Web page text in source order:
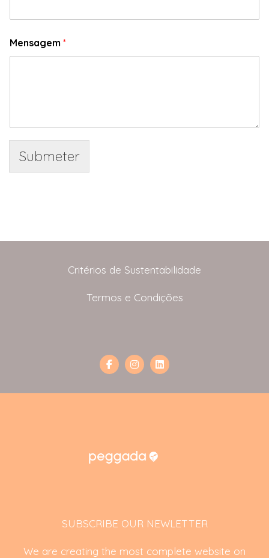
Mensagem *
Submeter
Critérios de Sustentabilidade
Termos e Condições
SUBSCRIBE OUR NEWLETTER
We are creating the most complete website on